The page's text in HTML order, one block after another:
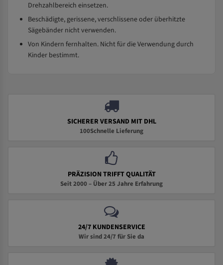
Drehzahlbereich einsetzen.
Beschädigte, gerissene, verschlissene oder überhitzte
Sägebänder nicht verwenden.
Von Kindern fernhalten. Nicht für die Verwendung durch
Kinder bestimmt.
SICHERER VERSAND MIT DHL
100Schnelle Lieferung
PRÄZISION TRIFFT QUALITÄT
Seit 2000 – Über 25 Jahre Erfahrung
24/7 KUNDENSERVICE
Wir sind 24/7 für Sie da